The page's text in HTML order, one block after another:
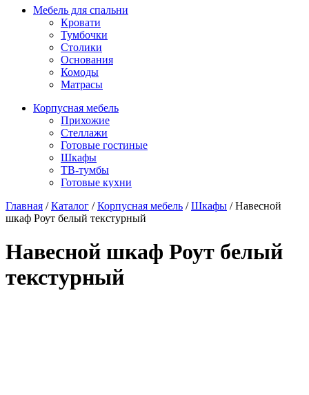
Мебель для спальни
Кровати
Тумбочки
Столики
Основания
Комоды
Матрасы
Корпусная мебель
Прихожие
Стеллажи
Готовые гостиные
Шкафы
ТВ-тумбы
Готовые кухни
Главная /Каталог /Корпусная мебель /Шкафы /Навесной
шкаф Роут белый текстурный
Навесной шкаф Роут белый
текстурный